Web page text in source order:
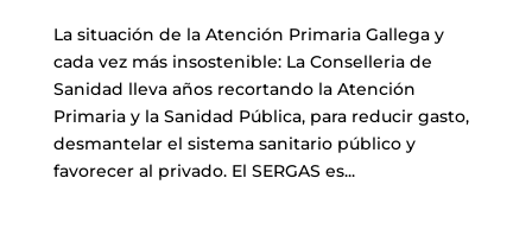
La situación de la Atención Primaria Gallega y
cada vez más insostenible: La Conselleria de
Sanidad lleva años recortando la Atención
Primaria y la Sanidad Pública, para reducir gasto,
desmantelar el sistema sanitario público y
favorecer al privado. El SERGAS es...